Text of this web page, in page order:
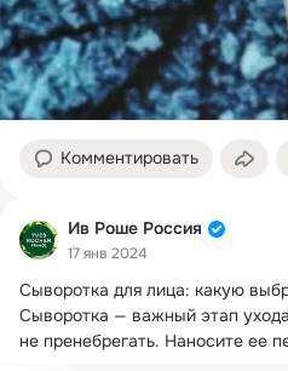
Комментировать
Ив Роше Россия
17 янв 2024
Сыворотка для лица: какую
Сыворотка — важный этап
не пренебрегать. Наносите ее